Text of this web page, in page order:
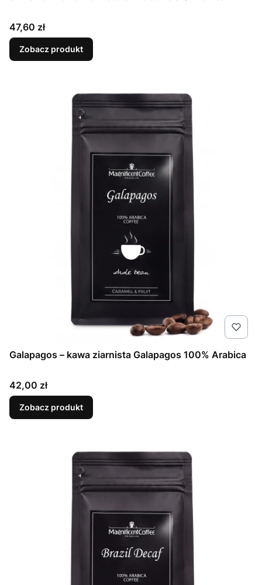
Cena
47,60 zł
Zobacz produkt
Galapagos – kawa ziarnista Galapagos 100% Arabica
Cena
42,00 zł
Zobacz produkt